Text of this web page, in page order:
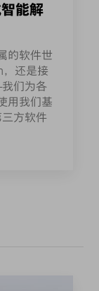
能解
的软件世
，还是接
们为各
用我们基
方软件